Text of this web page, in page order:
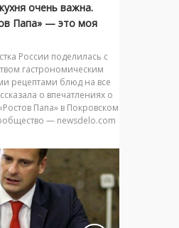
очень важна.
Папа» — это моя
России поделилась с
гастрономическим
рецептами блюд на все
о впечатлениях о
Папа» в Покровском
— newsdelo.com